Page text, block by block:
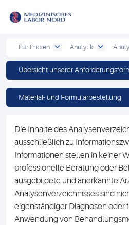
Für Praxen Analytik
Übersicht unserer
Material- und Formularbestellung
Die Inhalte des
ausschließlich zu
Informationen stellen in keiner
professionelle Beratung oder
ausgebildete und anerkannte
Analysenverzeichnisses sind
eigenständiger Diagnosen oder
Anwendung von